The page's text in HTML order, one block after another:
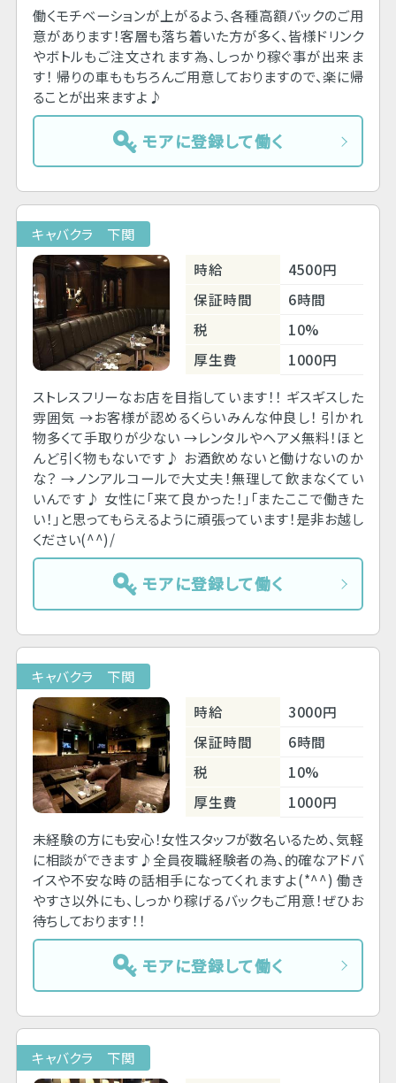
働くモチベーションが上がるよう、各種高額バックのご用
意があります！客層も落ち着いた方が多く、皆様ドリンク
やボトルもご注文されます為、しっかり稼ぐ事が出来ま
す！ 帰りの車ももちろんご用意しておりますので、楽に帰
ることが出来ますよ♪
モアに登録して働く
キャバクラ 下関
時給
4500円
保証時間
6時間
税
10%
厚生費
1000円
ストレスフリーなお店を目指しています！！ ギスギスした
雰囲気 →お客様が認めるくらいみんな仲良し！ 引かれ
物多くて手取りが少ない →レンタルやヘアメ無料！ほと
んど引く物もないです♪ お酒飲めないと働けないのか
な？ →ノンアルコールで大丈夫！無理して飲まなくてい
いんです♪ 女性に「来て良かった！」「またここで働きた
い！」と思ってもらえるように頑張っています！是非お越し
ください(^^)/
モアに登録して働く
キャバクラ 下関
時給
3000円
保証時間
6時間
税
10%
厚生費
1000円
未経験の方にも安心！女性スタッフが数名いるため、気軽
に相談ができます♪全員夜職経験者の為、的確なアドバ
イスや不安な時の話相手になってくれますよ(*^^) 働き
やすさ以外にも、しっかり稼げるバックもご用意！ぜひお
待ちしております！！
モアに登録して働く
キャバクラ 下関